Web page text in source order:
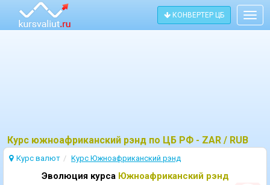
КОНВЕРТЕР ЦБ
Курс южноафриканский рэнд по ЦБ РФ - ZAR / RUB
Курс валют Kурс Южноафриканский рэнд
Эволюция курса Южноафриканский рэнд